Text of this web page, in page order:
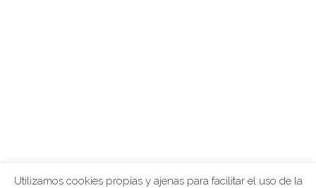
Utilizamos cookies propias y ajenas para facilitar el uso de la